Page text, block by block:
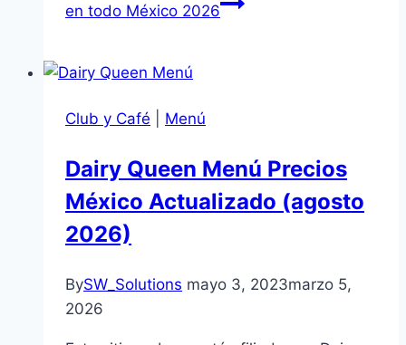
en todo México 2026
Club y Café Menú
Dairy Queen Menú Precios
México Actualizado (agosto
2026)
BySW_Solutions mayo 3, 2023marzo 5,
2026